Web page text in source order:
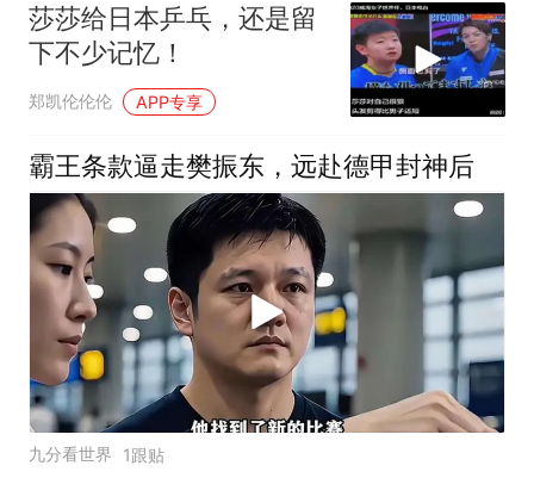
莎莎给日本乒乓，还是留
下不少记忆！
郑凯伦伦伦 APP专享
霸王条款逼走樊振东，远赴德甲封神后
九分看世界 1跟贴